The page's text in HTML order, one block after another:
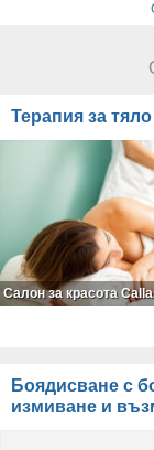
Терапия за
Салон за красота
Боядисване с
измиване и